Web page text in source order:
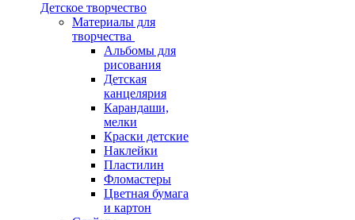
Детское творчество
Материалы для
творчества
Альбомы для
рисования
Детская
канцелярия
Карандаши,
мелки
Краски детские
Наклейки
Пластилин
Фломастеры
Цветная бумага
и картон